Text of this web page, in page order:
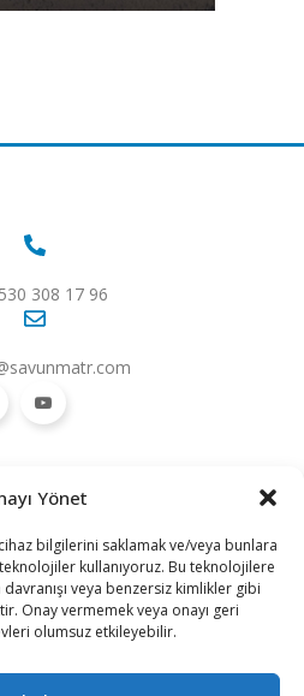
Yönet
bilgilerini saklamak ve/veya bunlara
kullanıyoruz. Bu teknolojilere
veya benzersiz kimlikler gibi
Onay vermemek veya onayı geri
olumsuz etkileyebilir.
308 17 96
Güvenlik
SavunmaTR
Hakkımızda
Kariyer
Gizlilik Politikası
Künye